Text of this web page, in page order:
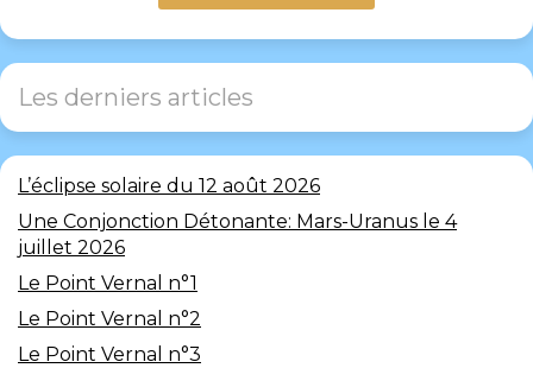
Les derniers articles
L’éclipse solaire du 12 août 2026
Une Conjonction Détonante: Mars-Uranus le 4
juillet 2026
Le Point Vernal n°1
Le Point Vernal n°2
Le Point Vernal n°3